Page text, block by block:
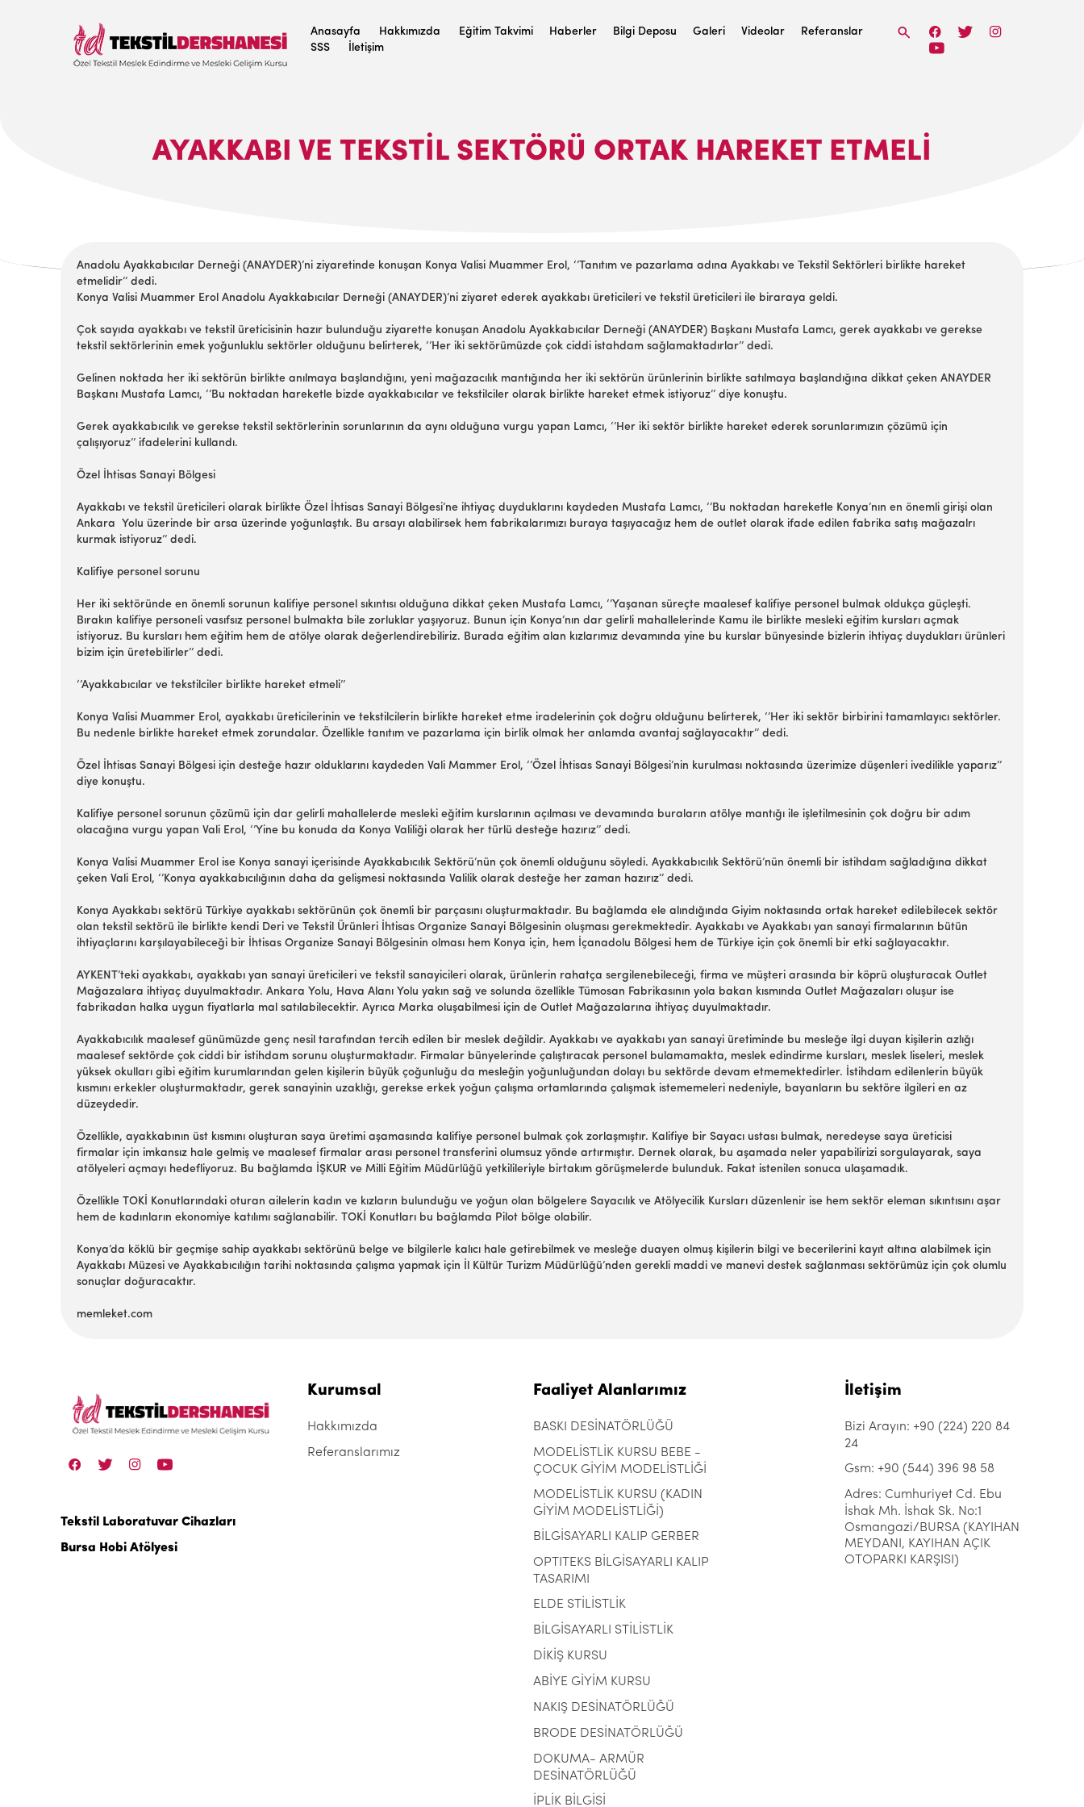
Anasayfa Hakkımızda Eğitim Takvimi Haberler Bilgi Deposu Galeri Videolar
Referanslar
SSS
İletişim
AYAKKABI VE TEKSTIL SEKTÖRÜ ORTAK HAREKET ETMELI
Anadolu Ayakkabıcılar Derneği (ANAYDER)’ni ziyaretinde konuşan Konya Valisi Muammer Erol, ‘’Tanıtım ve pazarlama adına Ayakkabı ve Tekstil Sektörleri birlikte hareket
etmelidir’’ dedi.
Konya Valisi Muammer Erol Anadolu Ayakkabıcılar Derneği (ANAYDER)’ni ziyaret ederek ayakkabı üreticileri ve tekstil üreticileri ile biraraya geldi.
Çok sayıda ayakkabı ve tekstil üreticisinin hazır bulunduğu ziyarette konuşan Anadolu Ayakkabıcılar Derneği (ANAYDER) Başkanı Mustafa Lamcı, gerek ayakkabı ve gerekse
tekstil sektörlerinin emek yoğunluklu sektörler olduğunu belirterek, ‘’Her iki sektörümüzde çok ciddi istahdam sağlamaktadırlar’’ dedi.
Gelinen noktada her iki sektörün birlikte anılmaya başlandığını, yeni mağazacılık mantığında her iki sektörün ürünlerinin birlikte satılmaya başlandığına dikkat çeken ANAYDER
Başkanı Mustafa Lamcı, ‘’Bu noktadan hareketle bizde ayakkabıcılar ve tekstilciler olarak birlikte hareket etmek istiyoruz’’ diye konuştu.
Gerek ayakkabıcılık ve gerekse tekstil sektörlerinin sorunlarının da aynı olduğuna vurgu yapan Lamcı, ‘’Her iki sektör birlikte hareket ederek sorunlarımızın çözümü için
çalışıyoruz’’ ifadelerini kullandı.
Özel İhtisas Sanayi Bölgesi
Ayakkabı ve tekstil üreticileri olarak birlikte Özel İhtisas Sanayi Bölgesi’ne ihtiyaç duyduklarını kaydeden Mustafa Lamcı, ‘’Bu noktadan hareketle Konya’nın en önemli girişi olan
Ankara Yolu üzerinde bir arsa üzerinde yoğunlaştık. Bu arsayı alabilirsek hem fabrikalarımızı buraya taşıyacağız hem de outlet olarak ifade edilen fabrika satış mağazalrı
kurmak istiyoruz’’ dedi.
Kalifiye personel sorunu
Her iki sektöründe en önemli sorunun kalifiye personel sıkıntısı olduğuna dikkat çeken Mustafa Lamcı, ‘’Yaşanan süreçte maalesef kalifiye personel bulmak oldukça güçleşti.
Bırakın kalifiye personeli vasıfsız personel bulmakta bile zorluklar yaşıyoruz. Bunun için Konya’nın dar gelirli mahallelerinde Kamu ile birlikte mesleki eğitim kursları açmak
istiyoruz. Bu kursları hem eğitim hem de atölye olarak değerlendirebiliriz. Burada eğitim alan kızlarımız devamında yine bu kurslar bünyesinde bizlerin ihtiyaç duydukları ürünleri
bizim için üretebilirler’’ dedi.
‘’Ayakkabıcılar ve tekstilciler birlikte hareket etmeli’’
Konya Valisi Muammer Erol, ayakkabı üreticilerinin ve tekstilcilerin birlikte hareket etme iradelerinin çok doğru olduğunu belirterek, ‘’Her iki sektör birbirini tamamlayıcı sektörler.
Bu nedenle birlikte hareket etmek zorundalar. Özellikle tanıtım ve pazarlama için birlik olmak her anlamda avantaj sağlayacaktır’’ dedi.
Özel İhtisas Sanayi Bölgesi için desteğe hazır olduklarını kaydeden Vali Mammer Erol, ‘’Özel İhtisas Sanayi Bölgesi’nin kurulması noktasında üzerimize düşenleri ivedilikle yaparız’’
diye konuştu.
Kalifiye personel sorunun çözümü için dar gelirli mahallelerde mesleki eğitim kurslarının açılması ve devamında buraların atölye mantığı ile işletilmesinin çok doğru bir adım
olacağına vurgu yapan Vali Erol, ‘’Yine bu konuda da Konya Valiliği olarak her türlü desteğe hazırız’’ dedi.
Konya Valisi Muammer Erol ise Konya sanayi içerisinde Ayakkabıcılık Sektörü’nün çok önemli olduğunu söyledi. Ayakkabıcılık Sektörü’nün önemli bir istihdam sağladığına dikkat
çeken Vali Erol, ‘’Konya ayakkabıcılığının daha da gelişmesi noktasında Valilik olarak desteğe her zaman hazırız’’ dedi.
Konya Ayakkabı sektörü Türkiye ayakkabı sektörünün çok önemli bir parçasını oluşturmaktadır. Bu bağlamda ele alındığında Giyim noktasında ortak hareket edilebilecek sektör
olan tekstil sektörü ile birlikte kendi Deri ve Tekstil Ürünleri İhtisas Organize Sanayi Bölgesinin oluşması gerekmektedir. Ayakkabı ve Ayakkabı yan sanayi firmalarının bütün
ihtiyaçlarını karşılayabileceği bir İhtisas Organize Sanayi Bölgesinin olması hem Konya için, hem İçanadolu Bölgesi hem de Türkiye için çok önemli bir etki sağlayacaktır.
AYKENT’teki ayakkabı, ayakkabı yan sanayi üreticileri ve tekstil sanayicileri olarak, ürünlerin rahatça sergilenebileceği, firma ve müşteri arasında bir köprü oluşturacak Outlet
Mağazalara ihtiyaç duyulmaktadır. Ankara Yolu, Hava Alanı Yolu yakın sağ ve solunda özellikle Tümosan Fabrikasının yola bakan kısmında Outlet Mağazaları oluşur ise
fabrikadan halka uygun fiyatlarla mal satılabilecektir. Ayrıca Marka oluşabilmesi için de Outlet Mağazalarına ihtiyaç duyulmaktadır.
Ayakkabıcılık maalesef günümüzde genç nesil tarafından tercih edilen bir meslek değildir. Ayakkabı ve ayakkabı yan sanayi üretiminde bu mesleğe ilgi duyan kişilerin azlığı
maalesef sektörde çok ciddi bir istihdam sorunu oluşturmaktadır. Firmalar bünyelerinde çalıştıracak personel bulamamakta, meslek edindirme kursları, meslek liseleri, meslek
yüksek okulları gibi eğitim kurumlarından gelen kişilerin büyük çoğunluğu da mesleğin yoğunluğundan dolayı bu sektörde devam etmemektedirler. İstihdam edilenlerin büyük
kısmını erkekler oluşturmaktadır, gerek sanayinin uzaklığı, gerekse erkek yoğun çalışma ortamlarında çalışmak istememeleri nedeniyle, bayanların bu sektöre ilgileri en az
düzeydedir.
Özellikle, ayakkabının üst kısmını oluşturan saya üretimi aşamasında kalifiye personel bulmak çok zorlaşmıştır. Kalifiye bir Sayacı ustası bulmak, neredeyse saya üreticisi
firmalar için imkansız hale gelmiş ve maalesef firmalar arası personel transferini olumsuz yönde artırmıştır. Dernek olarak, bu aşamada neler yapabilirizi sorgulayarak, saya
atölyeleri açmayı hedefliyoruz. Bu bağlamda İŞKUR ve Milli Eğitim Müdürlüğü yetkilileriyle birtakım görüşmelerde bulunduk. Fakat istenilen sonuca ulaşamadık.
Özellikle TOKİ Konutlarındaki oturan ailelerin kadın ve kızların bulunduğu ve yoğun olan bölgelere Sayacılık ve Atölyecilik Kursları düzenlenir ise hem sektör eleman sıkıntısını aşar
hem de kadınların ekonomiye katılımı sağlanabilir. TOKİ Konutları bu bağlamda Pilot bölge olabilir.
Konya’da köklü bir geçmişe sahip ayakkabı sektörünü belge ve bilgilerle kalıcı hale getirebilmek ve mesleğe duayen olmuş kişilerin bilgi ve becerilerini kayıt altına alabilmek için
Ayakkabı Müzesi ve Ayakkabıcılığın tarihi noktasında çalışma yapmak için İl Kültür Turizm Müdürlüğü’nden gerekli maddi ve manevi destek sağlanması sektörümüz için çok olumlu
sonuçlar doğuracaktır.
memleket.com
Tekstil Laboratuvar Cihazları
Bursa Hobi Atölyesi
Kurumsal
Hakkımızda
Referanslarımız
Faaliyet Alanlarımız
BASKI DESİNATÖRLÜĞÜ
MODELİSTLİK KURSU BEBE -
ÇOCUK GİYİM MODELİSTLİĞİ
MODELİSTLİK KURSU (KADIN
GİYİM MODELİSTLİĞİ)
BİLGİSAYARLI KALIP GERBER
OPTITEKS BİLGİSAYARLI KALIP
TASARIMI
ELDE STİLİSTLİK
BİLGİSAYARLI STİLİSTLİK
DİKİŞ KURSU
ABİYE GİYİM KURSU
NAKIŞ DESİNATÖRLÜĞÜ
BRODE DESİNATÖRLÜĞÜ
DOKUMA- ARMÜR
DESİNATÖRLÜĞÜ
İPLİK BİLGİSİ
İletişim
Bizi Arayın: +90 (224) 220 84
24
Gsm: +90 (544) 396 98 58
Adres: Cumhuriyet Cd. Ebu
İshak Mh. İshak Sk. No:1
Osmangazi/BURSA (KAYIHAN
MEYDANI, KAYIHAN AÇIK
OTOPARKI KARŞISI)